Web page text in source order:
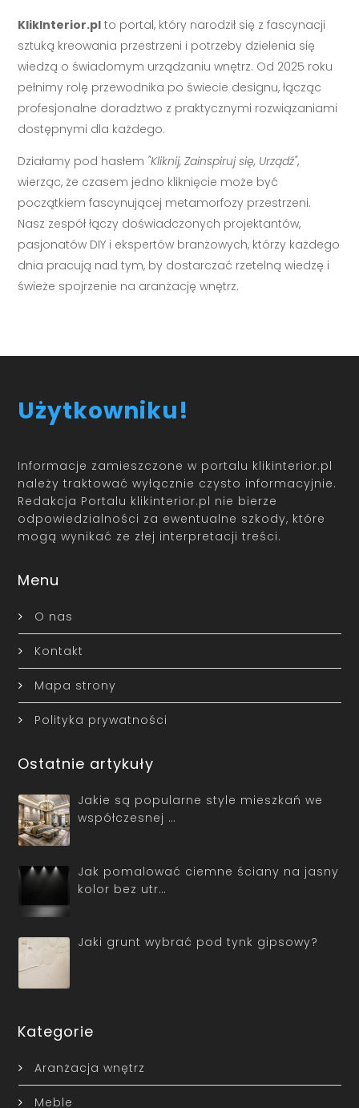
KlikInterior.pl to portal, który narodził się z fascynacji
sztuką kreowania przestrzeni i potrzeby dzielenia się
wiedzą o świadomym urządzaniu wnętrz. Od 2025 roku
pełnimy rolę przewodnika po świecie designu, łącząc
profesjonalne doradztwo z praktycznymi rozwiązaniami
dostępnymi dla każdego.
Działamy pod hasłem "Kliknij, Zainspiruj się, Urządź",
wierząc, że czasem jedno kliknięcie może być
początkiem fascynującej metamorfozy przestrzeni.
Nasz zespół łączy doświadczonych projektantów,
pasjonatów DIY i ekspertów branżowych, którzy każdego
dnia pracują nad tym, by dostarczać rzetelną wiedzę i
świeże spojrzenie na aranżację wnętrz.
Użytkowniku!
Informacje zamieszczone w portalu klikinterior.pl
należy traktować wyłącznie czysto informacyjnie.
Redakcja Portalu klikinterior.pl nie bierze
odpowiedzialności za ewentualne szkody, które
mogą wynikać ze złej interpretacji treści.
Menu
O nas
Kontakt
Mapa strony
Polityka prywatności
Ostatnie artykuły
Jakie są popularne style mieszkań we
współczesnej …
Jak pomalować ciemne ściany na jasny
kolor bez utr…
Jaki grunt wybrać pod tynk gipsowy?
Kategorie
Aranżacja wnętrz
Meble